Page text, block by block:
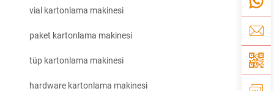
vial kartonlama makinesi
paket kartonlama makinesi
tüp kartonlama makinesi
hardware kartonlama makinesi